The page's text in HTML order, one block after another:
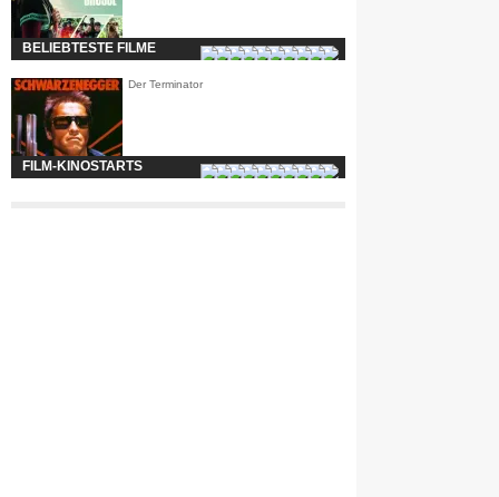
BELIEBTESTE FILME
Der Terminator
FILM-KINOSTARTS